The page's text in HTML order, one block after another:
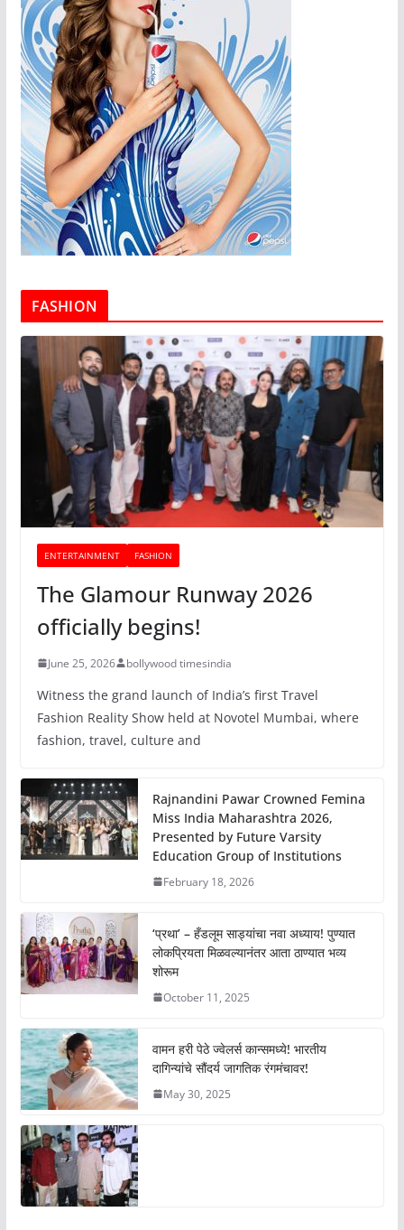
FASHION
ENTERTAINMENT FASHION
The Glamour Runway 2026
officially begins!
June 25, 2026 bollywood timesindia
Witness the grand launch of India’s first Travel
Fashion Reality Show held at Novotel Mumbai, where
fashion, travel, culture and
Rajnandini Pawar Crowned Femina
Miss India Maharashtra 2026,
Presented by Future Varsity
Education Group of Institutions
February 18, 2026
‘प्रथा’ – हँडलूम साड्यांचा नवा अध्याय! पुण्यात
लोकप्रियता मिळवल्यानंतर आता ठाण्यात भव्य
शोरूम
October 11, 2025
वामन हरी पेठे ज्वेलर्स कान्समध्ये! भारतीय
दागिन्यांचे सौंदर्य जागतिक रंगमंचावर!
May 30, 2025